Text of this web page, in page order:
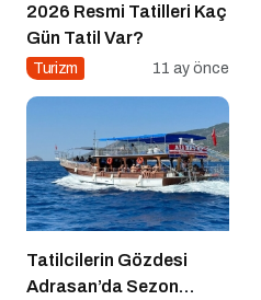
2026 Resmi Tatilleri Kaç
Gün Tatil Var?
Turizm 11 ay önce
Tatilcilerin Gözdesi
Adrasan’da Sezon